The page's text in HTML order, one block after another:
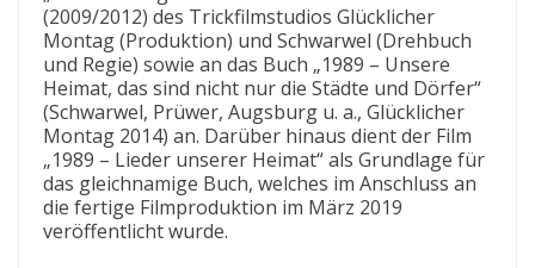
(2009/2012) des Trickfilmstudios Glücklicher
Montag (Produktion) und Schwarwel (Drehbuch
und Regie) sowie an das Buch „1989 – Unsere
Heimat, das sind nicht nur die Städte und Dörfer“
(Schwarwel, Prüwer, Augsburg u. a., Glücklicher
Montag 2014) an. Darüber hinaus dient der Film
„1989 – Lieder unserer Heimat“ als Grundlage für
das gleichnamige Buch, welches im Anschluss an
die fertige Filmproduktion im März 2019
veröffentlicht wurde.